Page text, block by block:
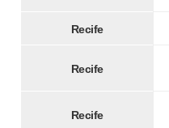
Recife
Recife
Recife